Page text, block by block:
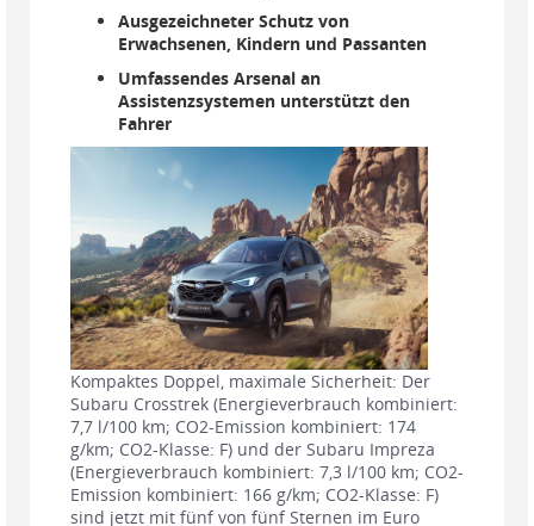
Ausgezeichneter Schutz von
Erwachsenen, Kindern und Passanten
Umfassendes Arsenal an
Assistenzsystemen unterstützt den
Fahrer
Kompaktes Doppel, maximale Sicherheit: Der
Subaru Crosstrek (Energieverbrauch kombiniert:
7,7 l/100 km; CO2-Emission kombiniert: 174
g/km; CO2-Klasse: F) und der Subaru Impreza
(Energieverbrauch kombiniert: 7,3 l/100 km; CO2-
Emission kombiniert: 166 g/km; CO2-Klasse: F)
sind jetzt mit fünf von fünf Sternen im Euro